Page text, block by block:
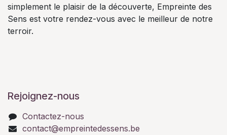
simplement le plaisir de la découverte, Empreinte des
Sens est votre rendez-vous avec le meilleur de notre
terroir.
Rejoignez-nous
Contactez-nous
contact@empreintedessens.be